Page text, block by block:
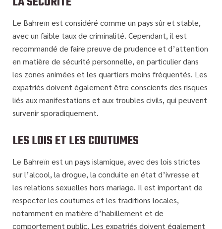
Le Bahreïn est considéré comme un pays sûr et stable,
avec un faible taux de criminalité. Cependant, il est
recommandé de faire preuve de prudence et d’attention
en matière de sécurité personnelle, en particulier dans
les zones animées et les quartiers moins fréquentés. Les
expatriés doivent également être conscients des risques
liés aux manifestations et aux troubles civils, qui peuvent
survenir sporadiquement.
LES LOIS ET LES COUTUMES
Le Bahreïn est un pays islamique, avec des lois strictes
sur l’alcool, la drogue, la conduite en état d’ivresse et
les relations sexuelles hors mariage. Il est important de
respecter les coutumes et les traditions locales,
notamment en matière d’habillement et de
comportement public. Les expatriés doivent également